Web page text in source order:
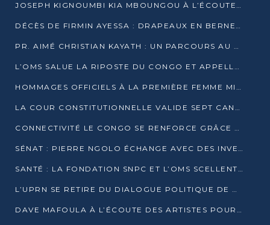
JOSEPH KIGNOUMBI KIA MBOUNGOU À L’ÉCOUTE DE TALANGAÏ
DÉCÈS DE FIRMIN AYESSA : DRAPEAUX EN BERNE LUNDI
PR. AIMÉ CHRISTIAN KAYATH : UN PARCOURS AU SERVICE DE LA RECHERCHE ET DE L’INNOVATION
L’OMS SALUE LA RIPOSTE DU CONGO ET APPELLE À DES RÉFORMES DURABLES
HOMMAGES OFFICIELS À LA PREMIÈRE FEMME MINISTRE DU CONGO
LA COUR CONSTITUTIONNELLE VALIDE SEPT CANDIDATURES POUR LA PRÉSIDENTIELLE
CONNECTIVITÉ LE CONGO SE RENFORCE GRÂCE AU CÂBLE 2AFRICA
SÉNAT : PIERRE NGOLO ÉCHANGE AVEC DES INVESTISSEURS DU NUMÉRIQUE
SANTÉ : LA FONDATION SNPC ET L’OMS SCELLENT UN PARTENARIAT STRATÉGIQUE DE TROIS ANS
L’UPRN SE RETIRE DU DIALOGUE POLITIQUE DE DJAMBALA : TENSIONS DANS LE PRÉ-ÉLECTORAL CONGOLAIS
DAVE MAFOULA À L’ÉCOUTE DES ARTISTES POUR REDÉFINIR SA POLITIQUE CULTURELLE